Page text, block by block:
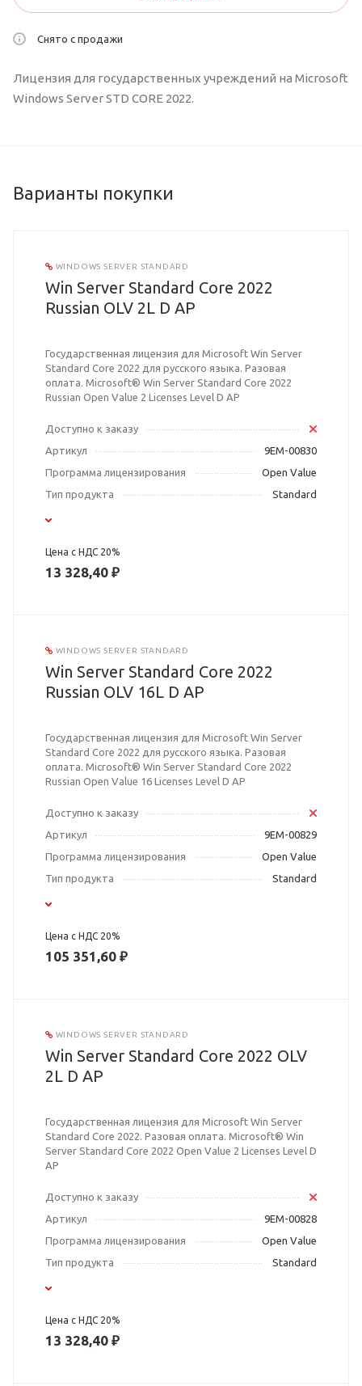
Снято с продажи
Лицензия для государственных учреждений на Microsoft
Windows Server STD CORE 2022.
Варианты покупки
WINDOWS SERVER STANDARD
Win Server Standard Core 2022
Russian OLV 2L D AP
Государственная лицензия для Microsoft Win Server
Standard Core 2022 для русского языка. Разовая
оплата. Microsoft® Win Server Standard Core 2022
Russian Open Value 2 Licenses Level D AP
Доступно к заказу
Артикул
9EM-00830
Программа лицензирования
Open Value
Тип продукта
Standard
Цена с НДС 20%
13 328,40 ₽
WINDOWS SERVER STANDARD
Win Server Standard Core 2022
Russian OLV 16L D AP
Государственная лицензия для Microsoft Win Server
Standard Core 2022 для русского языка. Разовая
оплата. Microsoft® Win Server Standard Core 2022
Russian Open Value 16 Licenses Level D AP
Доступно к заказу
Артикул
9EM-00829
Программа лицензирования
Open Value
Тип продукта
Standard
Цена с НДС 20%
105 351,60 ₽
WINDOWS SERVER STANDARD
Win Server Standard Core 2022 OLV
2L D AP
Государственная лицензия для Microsoft Win Server
Standard Core 2022. Разовая оплата. Microsoft® Win
Server Standard Core 2022 Open Value 2 Licenses Level D
AP
Доступно к заказу
Артикул
9EM-00828
Программа лицензирования
Open Value
Тип продукта
Standard
Цена с НДС 20%
13 328,40 ₽